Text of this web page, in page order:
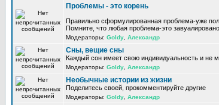
Проблемы - это корень
Правильно сформулированная проблема-уже
Помните, что любая проблема-это
Модераторы: Goldy Александр
Сны, вещие сны
Каждый сон имеет свою индивидуальность и не
Модераторы: Goldy Александр
Необычные истории из жизни
Поделитесь своей, прокомментируйте другие
Модераторы: Goldy Александр